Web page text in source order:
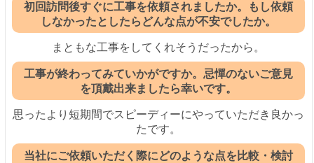
初回訪問後すぐに工事を依頼されましたか。もし依頼
しなかったとしたらどんな点が不安でしたか。
まともな工事をしてくれそうだったから。
工事が終わってみていかがですか。忌憚のないご意見
を頂戴出来ましたら幸いです。
思ったより短期間でスピーディーにやっていただき良かっ
たです。
当社にご依頼いただく際にどのような点を比較・検討